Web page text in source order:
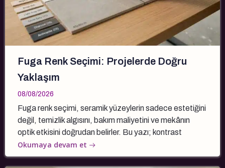
Fuga Renk Seçimi: Projelerde Doğru
Yaklaşım
08/08/2026
Fuga renk seçimi, seramik yüzeylerin sadece estetiğini
değil, temizlik algısını, bakım maliyetini ve mekânın
optik etkisini doğrudan belirler. Bu yazı; kontrast
Okumaya devam et